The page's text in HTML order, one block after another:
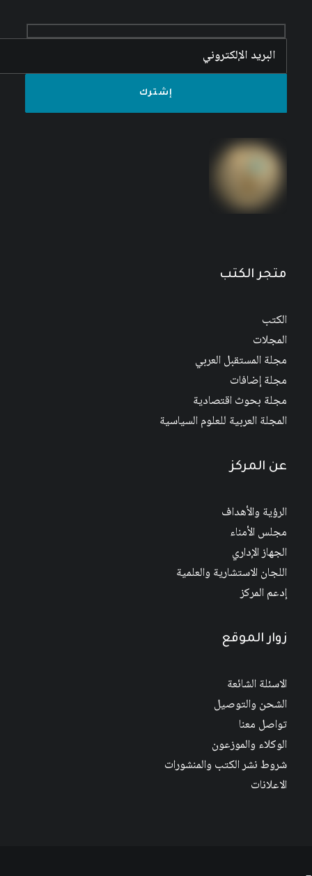
متجر الكتب
الكتب
المجلات
مجلة المستقبل العربي
مجلة إضافات
مجلة بحوث اقتصادية
المجلة العربية للعلوم السياسية
عن المركز
الرؤية والأهداف
مجلس الأمناء
الجهاز الإداري
اللجان الاستشارية والعلمية
إدعم المركز
زوار الموقع
الاسئلة الشائعة
الشحن والتوصيل
تواصل معنا
الوكلاء والموزعون
شروط نشر الكتب والمنشورات
الاعلانات